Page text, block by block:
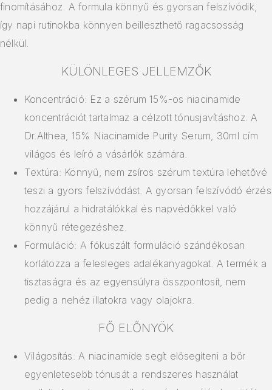
finomításához. A formula könnyű és gyorsan felszívódik,
így napi rutinokba könnyen beilleszthető ragacsosság
nélkül.
KÜLÖNLEGES JELLEMZŐK
Koncentráció: Ez a szérum 15%-os niacinamide
koncentrációt tartalmaz a célzott tónusjavításhoz. A
Dr.Althea, 15% Niacinamide Purity Serum, 30ml cím
világos és leíró a vásárlók számára.
Textúra: Könnyű, nem zsíros szérum textúra lehetővé
teszi a gyors felszívódást. A gyorsan felszívódó érzés
hozzájárul a hidratálókkal és napvédőkkel való
könnyű rétegezéshez.
Formuláció: A fókuszált formuláció szándékosan
korlátozza a felesleges adalékanyagokat. A termék a
tisztaságra és az egyensúlyra összpontosít, nem
pedig a nehéz illatokra vagy olajokra.
FŐ ELŐNYÖK
Világosítás: A niacinamide segít elősegíteni a bőr
egyenletesebb tónusát a rendszeres használat